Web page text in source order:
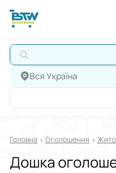
Вся Україна
Головна Оголошення
Дошка